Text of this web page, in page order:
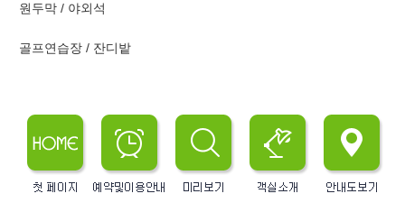
원두막 / 야외석
골프연습장 / 잔디밭